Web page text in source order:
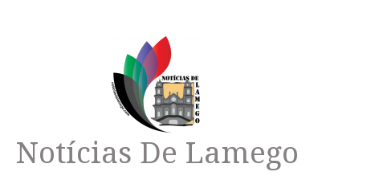
Notícias De Lamego